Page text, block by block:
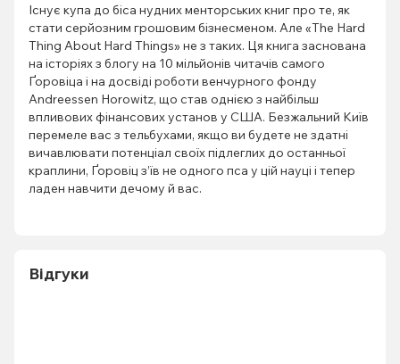
Існує купа до біса нудних менторських книг про те, як
стати серйозним грошовим бізнесменом. Але «The Hard
Thing About Hard Things» не з таких. Ця книга заснована
на історіях з блогу на 10 мільйонів читачів самого
Ґоровіца і на досвіді роботи венчурного фонду
Andreessen Horowitz, що став однією з найбільш
впливових фінансових установ у США. Безжальний Київ
перемеле вас з тельбухами, якщо ви будете не здатні
вичавлювати потенціал своїх підлеглих до останньої
краплини, Ґоровіц з’їв не одного пса у цій науці і тепер
ладен навчити дечому й вас.
Відгуки